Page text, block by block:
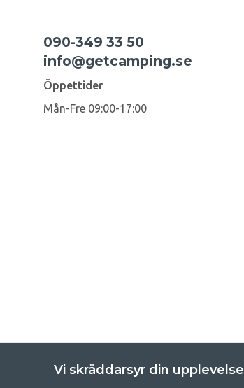
090-349 33 50
info@getcamping.se
Öppettider
Mån-Fre 09:00-17:00
Vi skräddarsyr din upplevelse